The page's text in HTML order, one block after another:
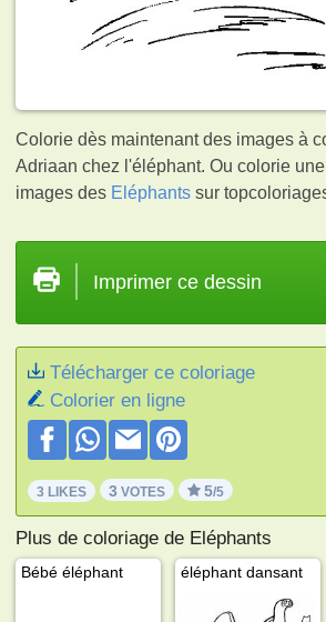
Colorie dès maintenant des images à
Adriaan chez l'éléphant. Ou colorie
images des Eléphants sur
Imprimer ce dessin
Télécharger ce coloriage
Colorier en ligne
3 LIKES 3 VOTES 5/5
Plus de coloriage de Eléphants
Bébé éléphant éléphant dansant